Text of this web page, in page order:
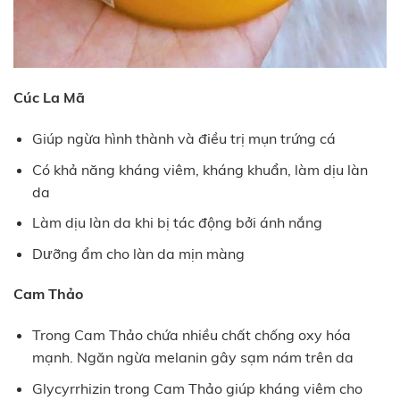
Cúc La Mã
Giúp ngừa hình thành và điều trị mụn trứng cá
Có khả năng kháng viêm, kháng khuẩn, làm dịu làn
da
Làm dịu làn da khi bị tác động bởi ánh nắng
Dưỡng ẩm cho làn da mịn màng
Cam Thảo
Trong Cam Thảo chứa nhiều chất chống oxy hóa
mạnh. Ngăn ngừa melanin gây sạm nám trên da
Glycyrrhizin trong Cam Thảo giúp kháng viêm cho